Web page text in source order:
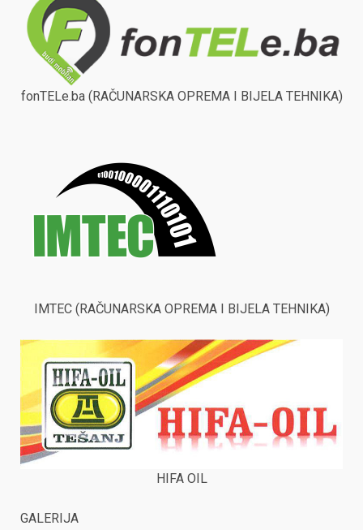
fonTELe.ba (RAČUNARSKA OPREMA I BIJELA TEHNIKA)
IMTEC (RAČUNARSKA OPREMA I BIJELA TEHNIKA)
HIFA OIL
GALERIJA